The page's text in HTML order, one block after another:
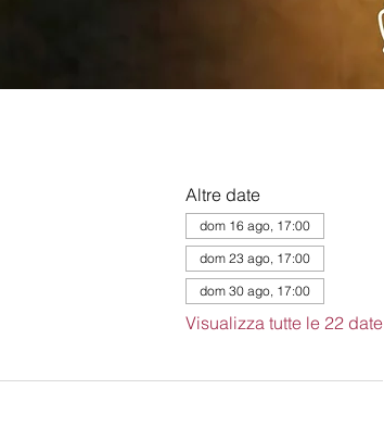
Altre date
dom 16 ago, 17:00
dom 23 ago, 17:00
dom 30 ago, 17:00
Visualizza tutte le 22 date